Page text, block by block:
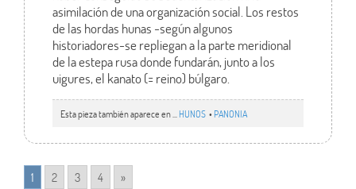
asimilación de una organización social. Los restos
de las hordas hunas -según algunos
historiadores-se repliegan a la parte meridional
de la estepa rusa donde fundarán, junto a los
uigures, el kanato (= reino) búlgaro.
Esta pieza también aparece en ... HUNOS • PANONIA
1 2 3 4 »